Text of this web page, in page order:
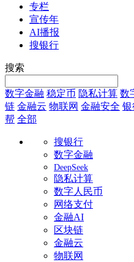
专栏
宣传年
AI播报
搜银行
搜索
数字金融 稳定币 隐私计算 数
链 金融云 物联网 金融安全 银
帮 全部
搜银行
数字金融
DeepSeek
隐私计算
数字人民币
网络支付
金融AI
区块链
金融云
物联网